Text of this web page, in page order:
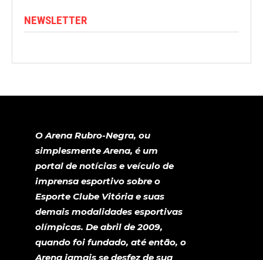
NEWSLETTER
O Arena Rubro-Negra, ou
simplesmente Arena, é um
portal de notícias e veículo de
imprensa esportivo sobre o
Esporte Clube Vitória e suas
demais modalidades esportivas
olímpicas. De abril de 2009,
quando foi fundado, até então, o
Arena jamais se desfez de sua